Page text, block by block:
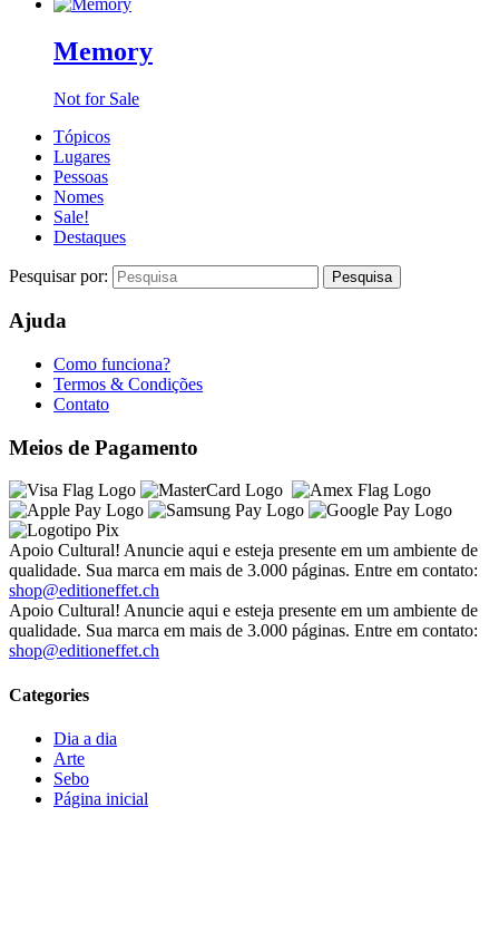
Memory
Not for Sale
Tópicos
Lugares
Pessoas
Nomes
Sale!
Destaques
Pesquisar por:
Ajuda
Como funciona?
Termos & Condições
Contato
Meios de Pagamento
Apoio Cultural! Anuncie aqui e esteja presente em um ambiente de
qualidade. Sua marca em mais de 3.000 páginas. Entre em contato:
shop@editioneffet.ch
Apoio Cultural! Anuncie aqui e esteja presente em um ambiente de
qualidade. Sua marca em mais de 3.000 páginas. Entre em contato:
shop@editioneffet.ch
Categories
Dia a dia
Arte
Sebo
Página inicial